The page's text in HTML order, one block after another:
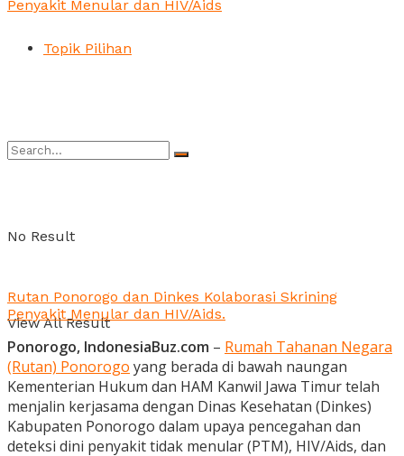
Topik Pilihan
No Result
View All Result
Rutan Ponorogo dan Dinkes Kolaborasi Skrining
Penyakit Menular dan HIV/Aids.
Ponorogo, IndonesiaBuz.com – Rumah Tahanan Negara
(Rutan) Ponorogo yang berada di bawah naungan
Kementerian Hukum dan HAM Kanwil Jawa Timur telah
menjalin kerjasama dengan Dinas Kesehatan (Dinkes)
Kabupaten Ponorogo dalam upaya pencegahan dan
deteksi dini penyakit tidak menular (PTM), HIV/Aids, dan